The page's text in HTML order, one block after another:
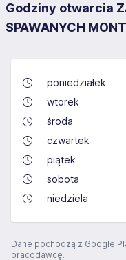
Godziny otwarcia
SPAWANYCH
poniedziałek
wtorek
środa
czwartek
piątek
sobota
niedziela
Dane pochodzą z Google
pracodawcę.